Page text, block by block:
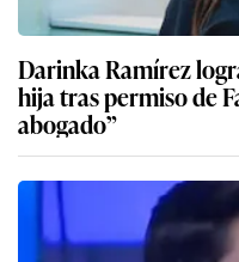
Darinka Ramírez
hija tras permiso de
abogado”